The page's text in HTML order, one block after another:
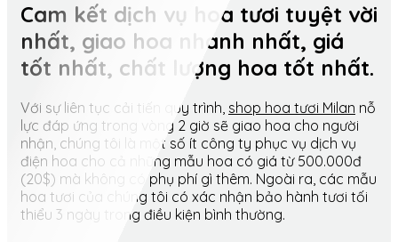
Cam kết dịch vụ hoa tươi tuyệt vời
nhất, giao hoa nhanh nhất, giá
tốt nhất, chất lượng hoa tốt nhất.
Với sự liên tục cải tiến quy trình, shop hoa tươi Milan nỗ
lực đáp ứng trong vòng 2 giờ sẽ giao hoa cho người
nhận, chúng tôi là một số ít công ty phục vụ dịch vụ
điện hoa cho cả những mẫu hoa có giá từ 500.000đ
(20$) mà không có phụ phí gì thêm. Ngoài ra, các mẫu
hoa tươi của chúng tôi có xác nhận bảo hành tươi tối
thiểu 3 ngày trong điều kiện bình thường.